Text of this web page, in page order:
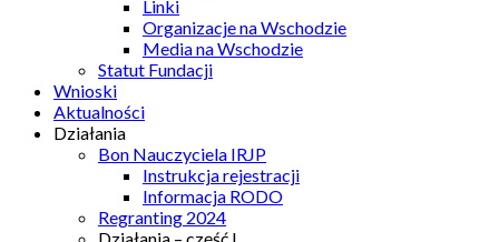
Linki
Organizacje na Wschodzie
Media na Wschodzie
Statut Fundacji
Wnioski
Aktualności
Działania
Bon Nauczyciela IRJP
Instrukcja rejestracji
Informacja RODO
Regranting 2024